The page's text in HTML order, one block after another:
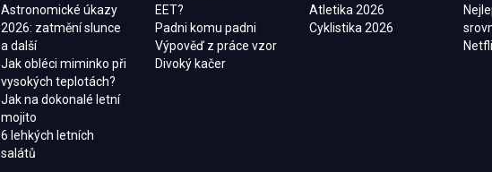
Astronomické úkazy
2026: zatmění slunce
a další
Jak obléci miminko při
vysokých teplotách?
Jak na dokonalé letní
mojito
6 lehkých letních
salátů
EET?
Padni komu padni
Výpověď z práce vzor
Divoký kačer
Atletika 2026
Cyklistika 2026